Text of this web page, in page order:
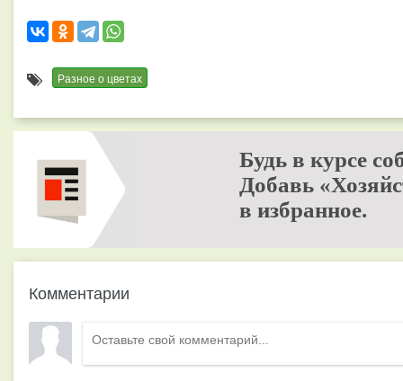
Разное о цветах
Будь в курсе
Добавь
в избранное.
Комментарии